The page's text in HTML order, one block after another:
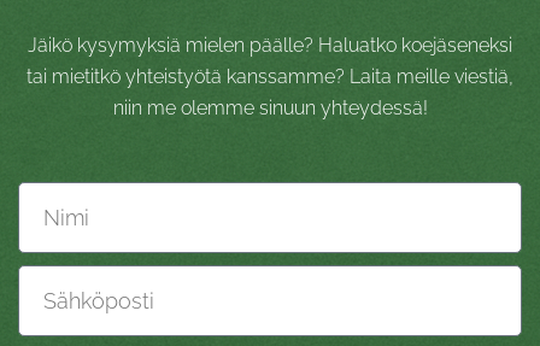
Jäikö kysymyksiä mielen päälle? Haluatko koejäseneksi
tai mietitkö yhteistyötä kanssamme? Laita meille viestiä,
niin me olemme sinuun yhteydessä!